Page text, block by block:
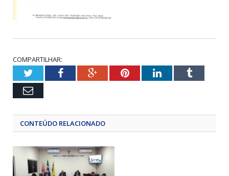
COMPARTILHAR:
TwitterFacebookGoogle+PinterestLinkedInTumblr
Email
CONTEÚDO RELACIONADO